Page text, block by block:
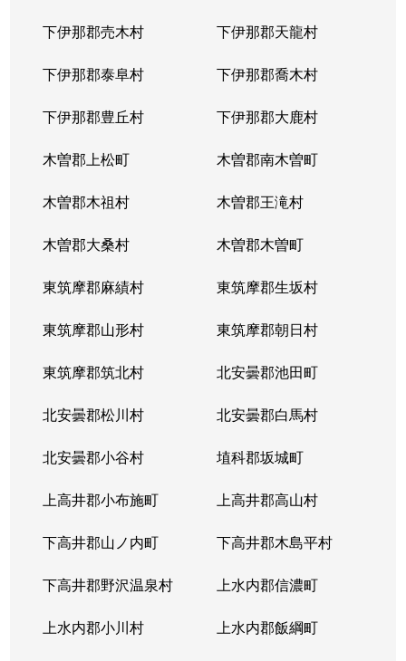
下伊那郡売木村 下伊那郡天龍村
下伊那郡泰阜村 下伊那郡喬木村
下伊那郡豊丘村 下伊那郡大鹿村
木曽郡上松町 木曽郡南木曽町
木曽郡木祖村 木曽郡王滝村
木曽郡大桑村 木曽郡木曽町
東筑摩郡麻績村 東筑摩郡生坂村
東筑摩郡山形村 東筑摩郡朝日村
東筑摩郡筑北村 北安曇郡池田町
北安曇郡松川村 北安曇郡白馬村
北安曇郡小谷村 埴科郡坂城町
上高井郡小布施町 上高井郡高山村
下高井郡山ノ内町 下高井郡木島平村
下高井郡野沢温泉村 上水内郡信濃町
上水内郡小川村 上水内郡飯綱町